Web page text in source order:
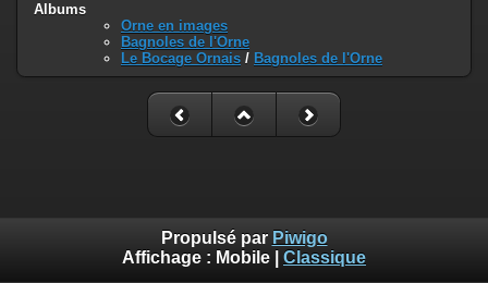
Albums
Orne en images
Bagnoles de l'Orne
Le Bocage Ornais / Bagnoles de l'Orne
Propulsé par Piwigo
Affichage : Mobile Classique